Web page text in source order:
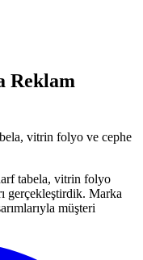
Reklam
vitrin folyo ve cephe
tabela, vitrin folyo
gerçekleştirdik. Marka
müşteri